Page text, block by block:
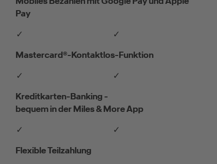
Pay
✓
✓
Mastercard®-Kontaktlos-Funktion
✓
✓
Kreditkarten-Banking -
bequem in der Miles & More App
✓
✓
Flexible Teilzahlung